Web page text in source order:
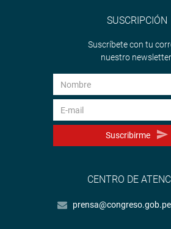
SUSCRIPCIÓN
Suscríbete con tu
nuestro newsletter.
Suscribirme
CENTRO DE
prensa@congreso.gob.pe